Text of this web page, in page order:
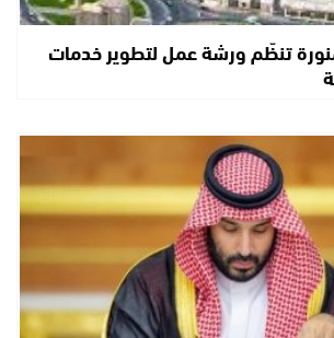
تنظّم ورشة عمل لتطوير خدمات